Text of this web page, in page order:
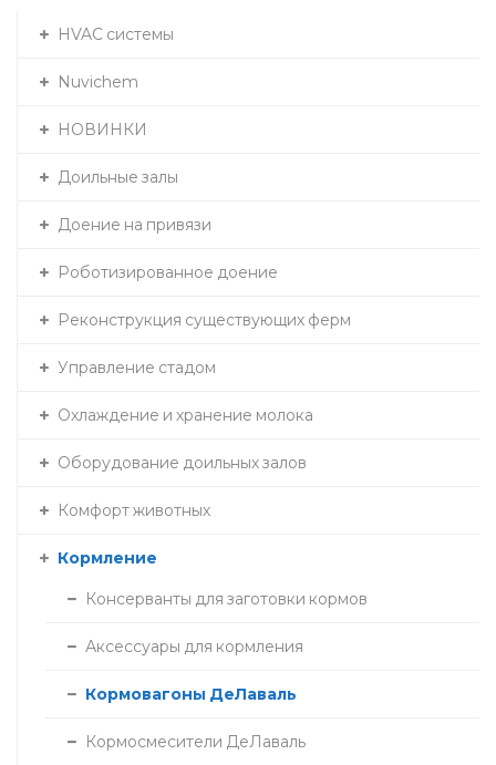
HVAC системы
Nuvichem
НОВИНКИ
Доильные залы
Доение на привязи
Роботизированное доение
Реконструкция существующих ферм
Управление стадом
Охлаждение и хранение молока
Оборудование доильных залов
Комфорт животных
Кормление
Консерванты для заготовки кормов
Аксессуары для кормления
Кормовагоны ДеЛаваль
Кормосмесители ДеЛаваль